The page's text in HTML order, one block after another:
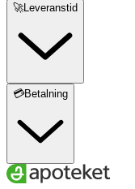
🚀Leveranstid
💳Betalning